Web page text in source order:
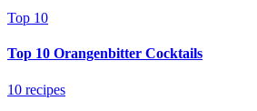
Top 10
Top 10 Orangenbitter Cocktails
10 recipes